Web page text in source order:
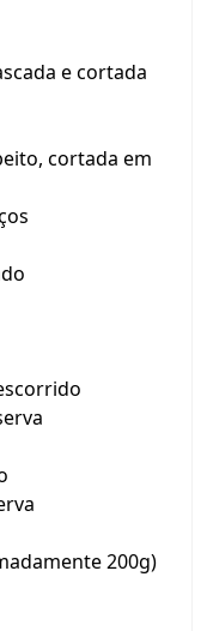
e cortada
cortada em
200g)